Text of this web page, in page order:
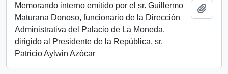
Memorando interno emitido por el sr. Guillermo
Maturana Donoso, funcionario de la Dirección
Administrativa del Palacio de La Moneda,
dirigido al Presidente de la República, sr.
Patricio Aylwin Azócar